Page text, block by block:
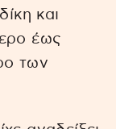
και
έως
των